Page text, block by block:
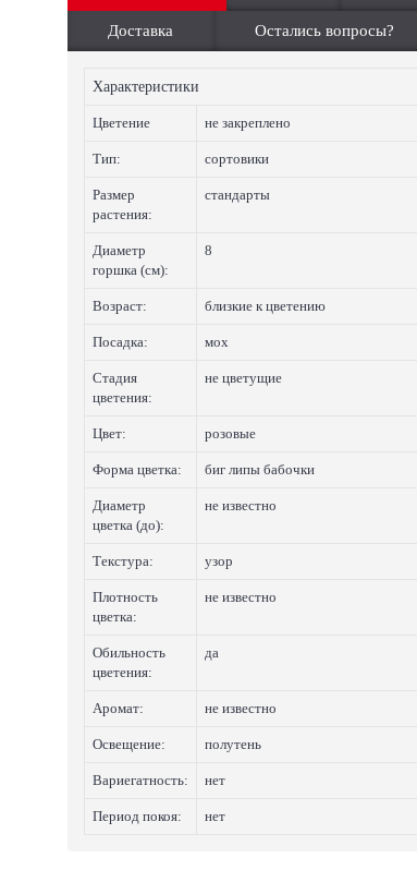
Доставка Остались вопросы?
Характеристики
Цветение не закреплено
Тип: сортовики
Размер
растения:
стандарты
Диаметр
горшка (см):
8
Возраст: близкие к цветению
Посадка: мох
Стадия
цветения:
не цветущие
Цвет: розовые
Форма цветка: биг липы бабочки
Диаметр
цветка (до):
не известно
Текстура: узор
Плотность
цветка:
не известно
Обильность
цветения:
да
Аромат: не известно
Освещение: полутень
Вариегатность: нет
Период покоя: нет